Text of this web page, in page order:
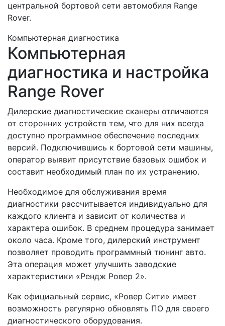
центральной бортовой сети автомобиля Range
Rover.
Компьютерная диагностика
Компьютерная
диагностика и настройка
Range Rover
Дилерские диагностические сканеры отличаются
от сторонних устройств тем, что для них всегда
доступно программное обеспечение последних
версий. Подключившись к бортовой сети машины,
оператор выявит присутствие базовых ошибок и
составит необходимый план по их устранению.
Необходимое для обслуживания время
диагностики рассчитывается индивидуально для
каждого клиента и зависит от количества и
характера ошибок. В среднем процедура занимает
около часа. Кроме того, дилерский инструмент
позволяет проводить программный тюнинг авто.
Эта операция может улучшить заводские
характеристики «Рендж Ровер 2».
Как официальный сервис, «Ровер Сити» имеет
возможность регулярно обновлять ПО для своего
диагностического оборудования.